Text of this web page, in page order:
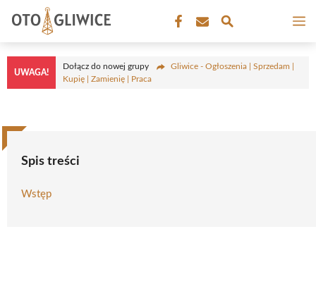
treści
UWAGA!
Dołącz do nowej grupy
Gliwice - Ogłoszenia | Sprzedam |
Kupię | Zamienię | Praca
Spis treści
Wstęp